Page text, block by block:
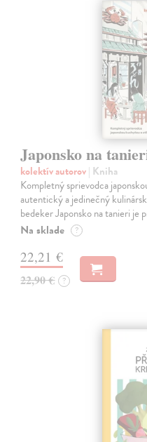
Japonsko na
kolektív autorov| Kniha
Kompletný sprievodca
autentický a jedinečný
bedeker Japonsko na tanieri je
Na sklade ?
22,21 €
22,90 € ?